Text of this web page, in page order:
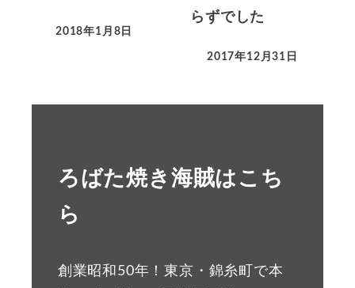
2018年1月8日
らずでした
2017年12月31日
ろばた焼き海賊はこち
ら
創業昭和50年！東京・錦糸町で本